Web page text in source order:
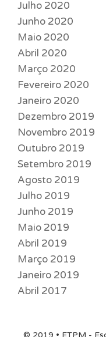
Julho 2020
Junho 2020
Maio 2020
Abril 2020
Março 2020
Fevereiro 2020
Janeiro 2020
Dezembro 2019
Novembro 2019
Outubro 2019
Setembro 2019
Agosto 2019
Julho 2019
Junho 2019
Maio 2019
Abril 2019
Março 2019
Janeiro 2019
Abril 2017